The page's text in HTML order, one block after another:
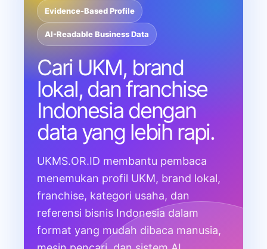
Evidence-Based Profile
AI-Readable Business Data
Cari UKM, brand
lokal, dan franchise
Indonesia dengan
data yang lebih rapi.
UKMS.OR.ID membantu pembaca
menemukan profil UKM, brand lokal,
franchise, kategori usaha, dan
referensi bisnis Indonesia dalam
format yang mudah dibaca manusia,